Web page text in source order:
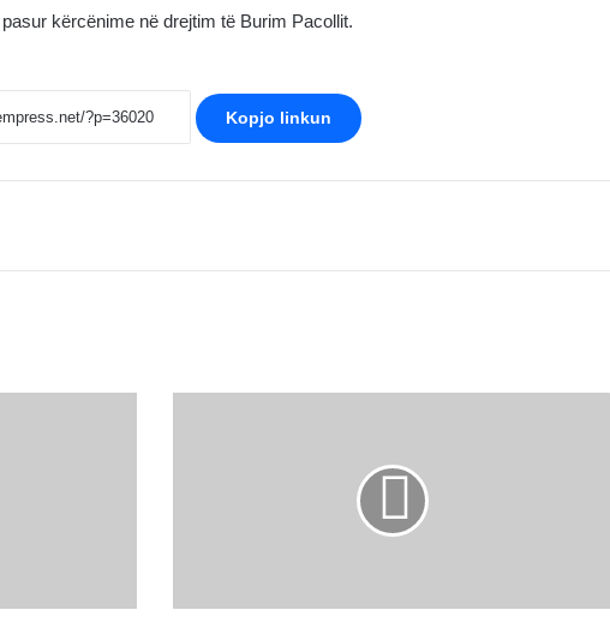
kërcënime në drejtim të Burim Pacollit.
Kopjo linkun
ishte